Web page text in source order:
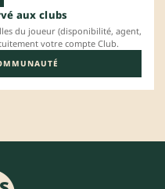
aux clubs
du joueur (disponibilité, agent,
votre compte Club.